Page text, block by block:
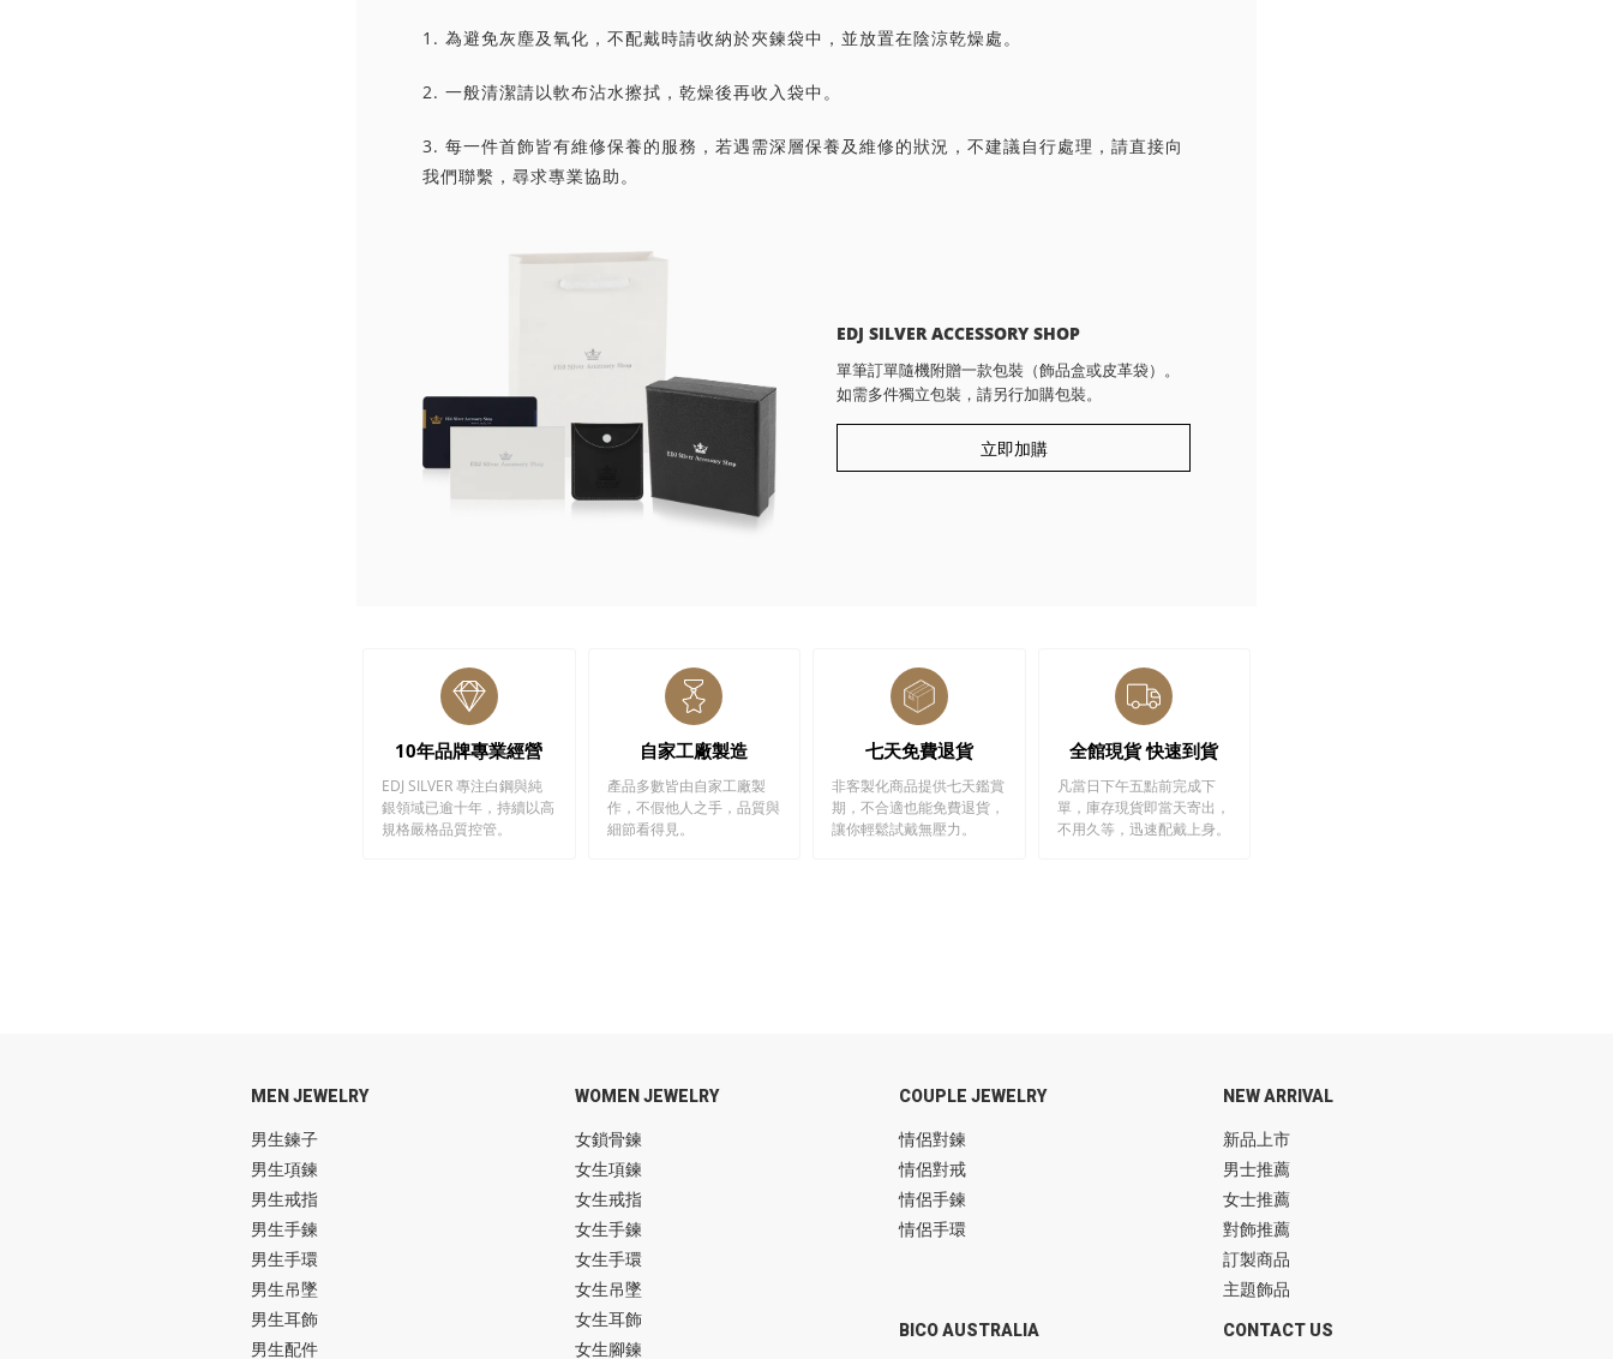
1. 為避免灰塵及氧化，不配戴時請收納於夾鍊袋中，並放置在陰涼乾燥處。
2. 一般清潔請以軟布沾水擦拭，乾燥後再收入袋中。
3. 每一件首飾皆有維修保養的服務，若遇需深層保養及維修的狀況，不建議自行處理，請直接向
我們聯繫，尋求專業協助。
EDJ SILVER ACCESSORY SHOP
單筆訂單隨機附贈一款包裝（飾品盒或皮革袋）。
如需多件獨立包裝，請另行加購包裝。
立即加購
10年品牌專業經營
EDJ SILVER 專注白鋼與純
銀領域已逾十年，持續以高
規格嚴格品質控管。
自家工廠製造
產品多數皆由自家工廠製
作，不假他人之手，品質與
細節看得見。
七天免費退貨
非客製化商品提供七天鑑賞
期，不合適也能免費退貨，
讓你輕鬆試戴無壓力。
全館現貨 快速到貨
凡當日下午五點前完成下
單，庫存現貨即當天寄出，
不用久等，迅速配戴上身。
MEN JEWELRY
男生鍊子
男生項鍊
男生戒指
男生手鍊
男生手環
男生吊墜
男生耳飾
男生配件
WOMEN JEWELRY
女鎖骨鍊
女生項鍊
女生戒指
女生手鍊
女生手環
女生吊墜
女生耳飾
女生腳鍊
COUPLE JEWELRY
情侶對鍊
情侶對戒
情侶手鍊
情侶手環
BICO AUSTRALIA
NEW ARRIVAL
新品上市
男士推薦
女士推薦
對飾推薦
訂製商品
主題飾品
CONTACT US